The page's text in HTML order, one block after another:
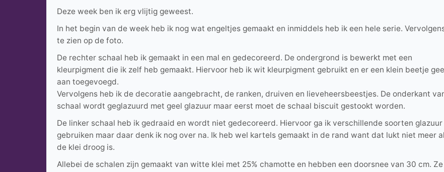
Deze week ben ik erg vlijtig geweest.
In het begin van de week heb ik nog wat engeltjes gemaakt en inmiddels heb ik een hele serie.
te zien op de foto.
De rechter schaal heb ik gemaakt in een mal en gedecoreerd. De ondergrond is bewerkt met een
kleurpigment die ik zelf heb gemaakt. Hiervoor heb ik wit kleurpigment gebruikt en er een klein beetje
aan toegevoegd.
Vervolgens heb ik de decoratie aangebracht, de ranken, druiven en lieveheersbeestjes. De onderkant
schaal wordt geglazuurd met geel glazuur maar eerst moet de schaal biscuit gestookt worden.
De linker schaal heb ik gedraaid en wordt niet gedecoreerd. Hiervoor ga ik verschillende soorten glazuur
gebruiken maar daar denk ik nog over na. Ik heb wel kartels gemaakt in de rand want dat lukt niet meer
de klei droog is.
Allebei de schalen zijn gemaakt van witte klei met 25% chamotte en hebben een doorsnee van 30 cm. Ze